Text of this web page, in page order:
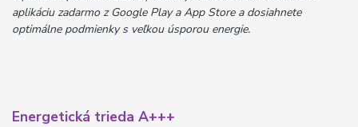
aplikáciu zadarmo z Google Play a App Store a dosiahnete
optimálne podmienky s veľkou úsporou energie.
Energetická trieda A+++